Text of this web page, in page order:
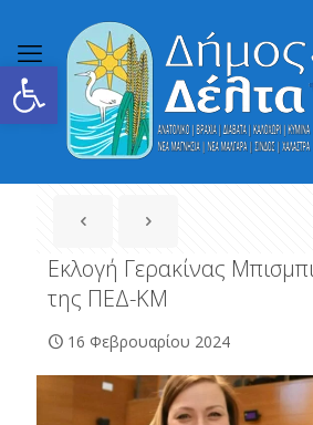
Ανοίξτε τη γραμμή εργαλείων
Εκλογή Γερακίνας
της ΠΕΔ-ΚΜ
16 Φεβρουαρίου 2024